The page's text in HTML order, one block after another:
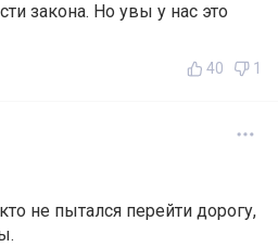
закона. Но увы у нас это
40 1
не пытался перейти дорогу,